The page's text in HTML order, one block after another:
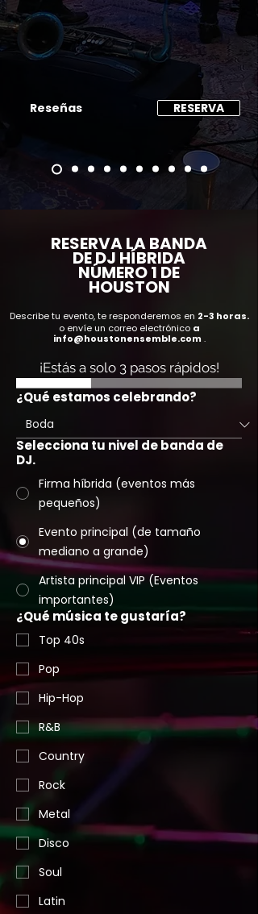
Reseñas RESERVA
RESERVA LA BANDA
DE DJ HÍBRIDA
NÚMERO 1 DE
HOUSTON
Describe tu evento, te responderemos en 2-3 horas.
o envíe un correo electrónico a
info@houstonensemble.com .
¡Estás a solo 3 pasos rápidos!
¿Qué estamos celebrando?
Selecciona tu nivel de banda de
DJ.
Firma híbrida (eventos más
pequeños)
Evento principal (de tamaño
mediano a grande)
Artista principal VIP (Eventos
importantes)
¿Qué música te gustaría?
Top 40s
Pop
Hip-Hop
R&B
Country
Rock
Metal
Disco
Soul
Latin